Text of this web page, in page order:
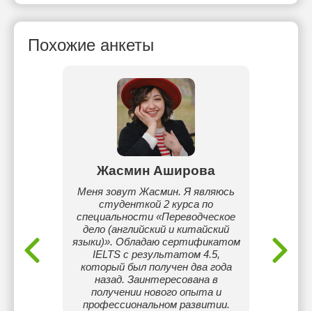
Похожие анкеты
быть
Жасмин Аширова
Меня зовут Жасмин. Я являюсь
студенткой 2 курса по
специальности «Переводческое
дело (английский и китайский
языки)». Обладаю сертификатом
IELTS с результатом 4.5,
который был получен два года
назад. Заинтересована в
получении нового опыта и
профессиональном развитии.